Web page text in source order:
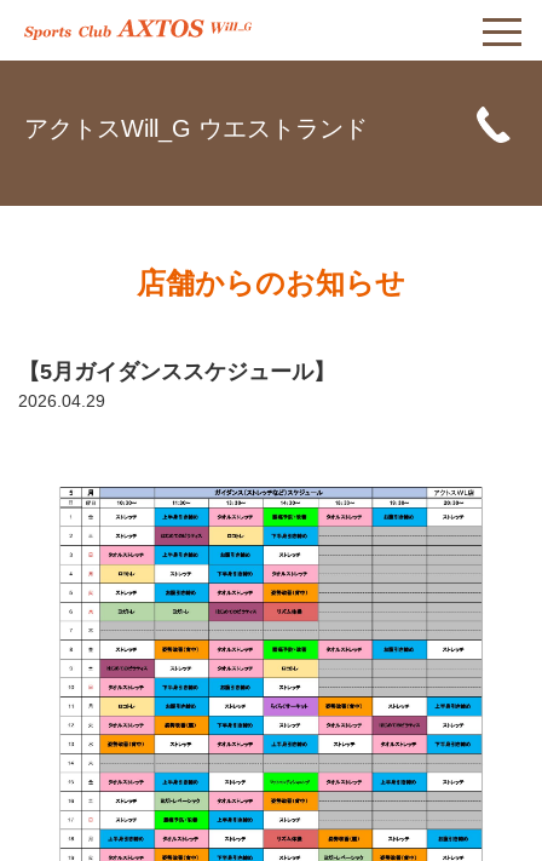
アクトスWill_G ウエストランド
店舗からのお知らせ
【5月ガイダンススケジュール】
2026.04.29